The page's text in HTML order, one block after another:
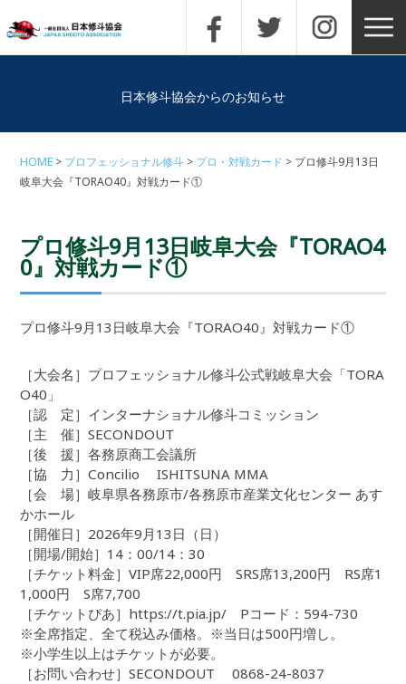
日本修斗協会からのお知らせ
HOME プロフェッショナル修斗 プロ・対戦カード
プロ修斗9月13日
岐阜大会『TORAO40』対戦カード①
プロ修斗9月13日岐阜大会『TORAO4
0』対戦カード①
プロ修斗9月13日岐阜大会『TORAO40』対戦カード①
［大会名］プロフェッショナル修斗公式戦岐阜大会「TORA
O40」
［認 定］インターナショナル修斗コミッション
［主 催］SECONDOUT
［後 援］各務原商工会議所
［協 力］Concilio ISHITSUNA MMA
［会 場］岐阜県各務原市/各務原市産業文化センター あす
かホール
［開催日］2026年9月13日（日）
［開場/開始］14：00/14：30
［チケット料金］VIP席22,000円 SRS席13,200円 RS席1
1,000円 S席7,700
［チケットぴあ］https://t.pia.jp/ Pコード：594-730
※全席指定、全て税込み価格。※当日は500円増し。
※小学生以上はチケットが必要。
［お問い合わせ］SECONDOUT 0868-24-8037